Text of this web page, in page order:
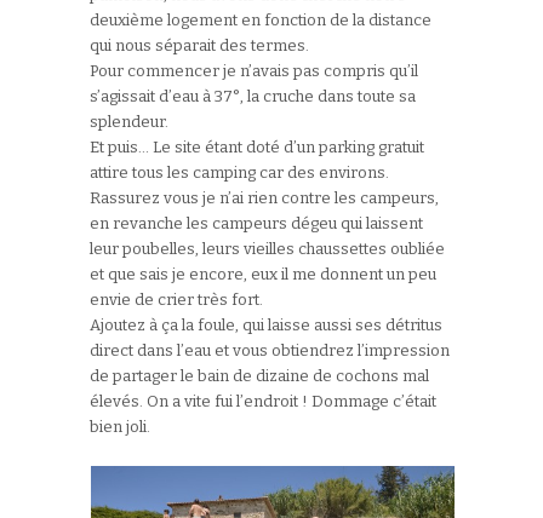
deuxième logement en fonction de la distance
qui nous séparait des termes.
Pour commencer je n’avais pas compris qu’il
s’agissait d’eau à 37°, la cruche dans toute sa
splendeur.
Et puis… Le site étant doté d’un parking gratuit
attire tous les camping car des environs.
Rassurez vous je n’ai rien contre les campeurs,
en revanche les campeurs dégeu qui laissent
leur poubelles, leurs vieilles chaussettes oubliée
et que sais je encore, eux il me donnent un peu
envie de crier très fort.
Ajoutez à ça la foule, qui laisse aussi ses détritus
direct dans l’eau et vous obtiendrez l’impression
de partager le bain de dizaine de cochons mal
élevés. On a vite fui l’endroit ! Dommage c’était
bien joli.